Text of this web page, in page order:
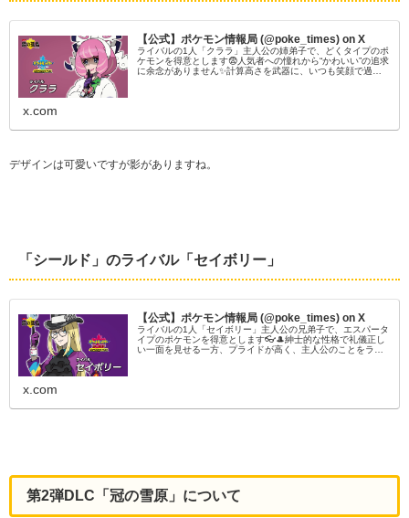
【公式】ポケモン情報局 (@poke_times) on X
ライバルの1人「クララ」主人公の姉弟子で、どくタイプのポ
ケモンを得意とします😨人気者への憧れから“かわいい”の追求
に余念がありません✨計算高さを武器に、いつも笑顔で過ご
x.com
デザインは可愛いですが影がありますね。
「シールド」のライバル「セイボリー」
【公式】ポケモン情報局 (@poke_times) on X
ライバルの1人「セイボリー」主人公の兄弟子で、エスパータ
イプのポケモンを得意とします👓🎩紳士的な性格で礼儀正し
い一面を見せる一方、プライドが高く、主人公のことをライ
x.com
第2弾DLC「冠の雪原」について